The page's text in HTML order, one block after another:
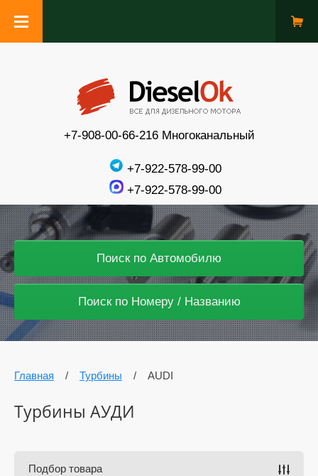
+7-908-00-66-216 Многоканальный
+7-922-578-99-00
+7-922-578-99-00
Поиск по Автомобилю
Поиск по Номеру / Названию
Главная / Турбины / AUDI
Турбины АУДИ
Подбор товара